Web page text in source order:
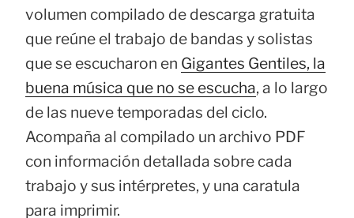
volumen compilado de descarga gratuita
que reúne el trabajo de bandas y solistas
que se escucharon en Gigantes Gentiles, la
buena música que no se escucha, a lo largo
de las nueve temporadas del ciclo.
Acompaña al compilado un archivo PDF
con información detallada sobre cada
trabajo y sus intérpretes, y una caratula
para imprimir.